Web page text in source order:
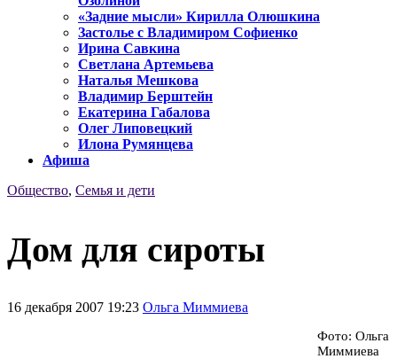
«Задние мысли» Кирилла Олюшкина
Застолье с Владимиром Софиенко
Ирина Савкина
Светлана Артемьева
Наталья Мешкова
Владимир Берштейн
Екатерина Габалова
Олег Липовецкий
Илона Румянцева
Афиша
Общество, Семья и дети
Дом для сироты
16 декабря 2007 19:23 Ольга Миммиева
Фото: Ольга
Миммиева